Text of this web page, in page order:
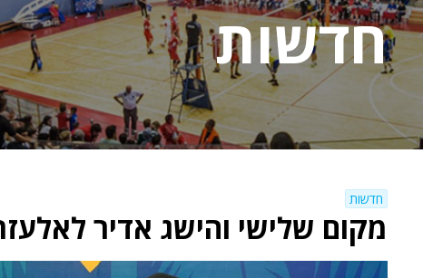
חדשות
חדשות
מקום שלישי והישג אדיר לאלעזר